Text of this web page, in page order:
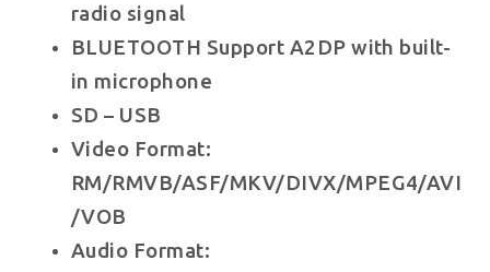
radio signal
BLUETOOTH Support A2DP with built-
in microphone
SD – USB
Video Format:
RM/RMVB/ASF/MKV/DIVX/MPEG4/AVI
/VOB
Audio Format: